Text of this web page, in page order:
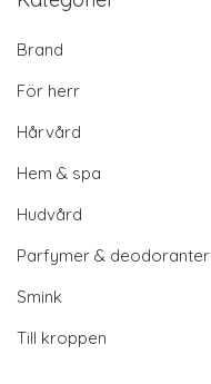
Brand
För herr
Hårvård
Hem & spa
Hudvård
Parfymer & deodoranter
Smink
Till kroppen